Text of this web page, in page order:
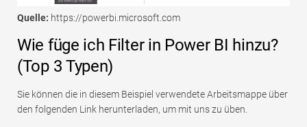
Quelle: https://powerbi.microsoft.com
Wie füge ich Filter in Power BI hinzu?
(Top 3 Typen)
Sie können die in diesem Beispiel verwendete Arbeitsmappe über
den folgenden Link herunterladen, um mit uns zu üben.